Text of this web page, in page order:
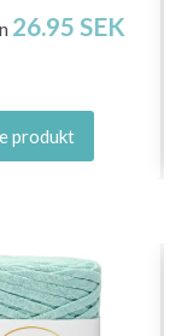
26.95 SEK
produkt